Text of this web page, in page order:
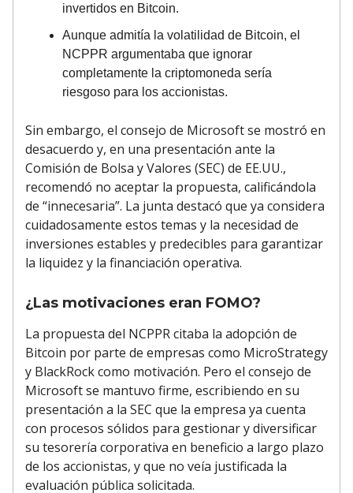
invertidos en Bitcoin.
Aunque admitía la volatilidad de Bitcoin, el
NCPPR argumentaba que ignorar
completamente la criptomoneda sería
riesgoso para los accionistas.
Sin embargo, el consejo de Microsoft se mostró en
desacuerdo y, en una presentación ante la
Comisión de Bolsa y Valores (SEC) de EE.UU.,
recomendó no aceptar la propuesta, calificándola
de “innecesaria”. La junta destacó que ya considera
cuidadosamente estos temas y la necesidad de
inversiones estables y predecibles para garantizar
la liquidez y la financiación operativa.
¿Las motivaciones eran FOMO?
La propuesta del NCPPR citaba la adopción de
Bitcoin por parte de empresas como MicroStrategy
y BlackRock como motivación. Pero el consejo de
Microsoft se mantuvo firme, escribiendo en su
presentación a la SEC que la empresa ya cuenta
con procesos sólidos para gestionar y diversificar
su tesorería corporativa en beneficio a largo plazo
de los accionistas, y que no veía justificada la
evaluación pública solicitada.